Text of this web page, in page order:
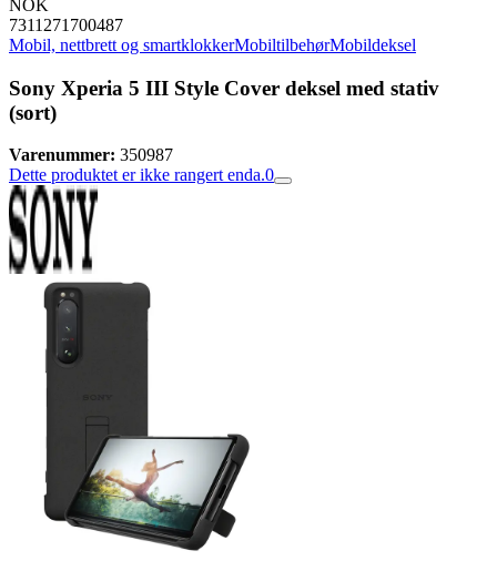
NOK
7311271700487
Mobil, nettbrett og smartklokkerMobiltilbehørMobildeksel
Sony Xperia 5 III Style Cover deksel med stativ
(sort)
Varenummer: 350987
Dette produktet er ikke rangert enda.0